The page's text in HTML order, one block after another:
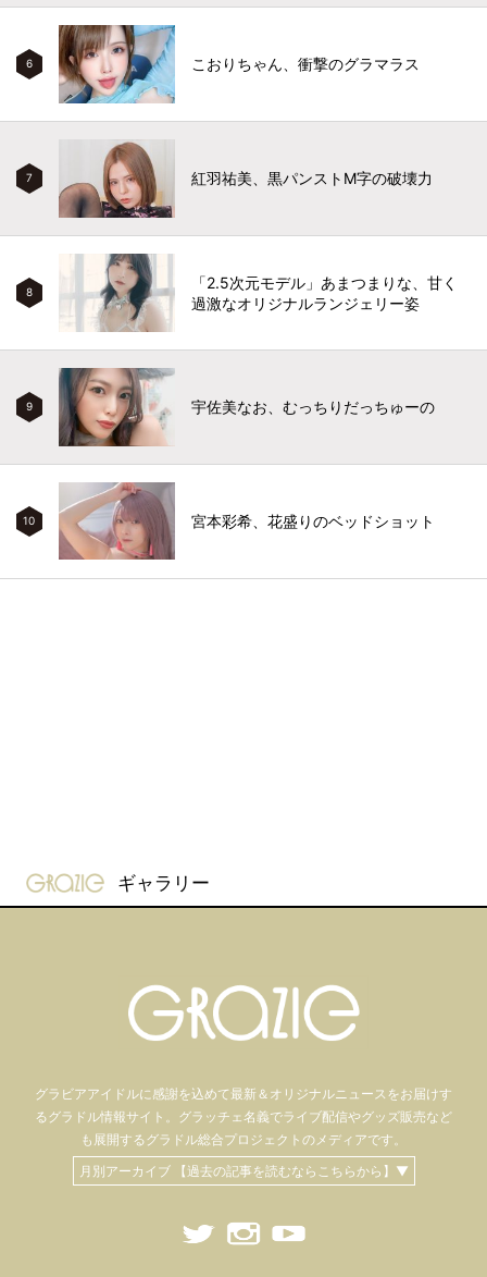
6 こおりちゃん、衝撃のグラマラス
7 紅羽祐美、黒パンストM字の破壊力
8
「2.5次元モデル」あまつまりな、甘く
過激なオリジナルランジェリー姿
9 宇佐美なお、むっちりだっちゅーの
10 宮本彩希、花盛りのベッドショット
gravure-grazie
ギャラリー
グラビアアイドルに感謝を込めて最新＆オリジナルニュースをお届けす
るグラドル情報サイト。 グラッチェ名義でライブ配信やグッズ販売など
も 展開するグラドル総合プロジェクトのメディアです。
月別アーカイブ 【過去の記事を読むならこちらから】▼